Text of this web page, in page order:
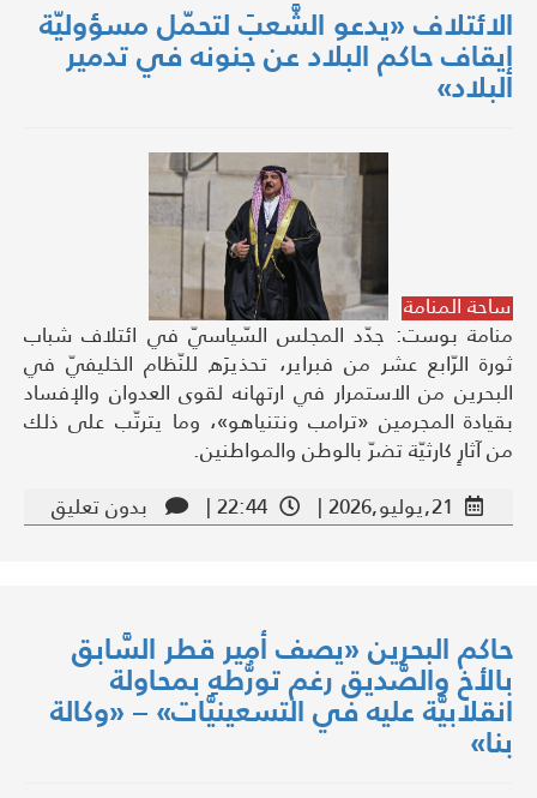
الائتلاف «يدعو الشَّعبَ لتحمّل مسؤوليّة
إيقاف حاكم البلاد عن جنونه في تدمير
البلاد»
ساحة المنامة
منامة بوست: جدّد المجلس السّياسيّ في ائتلاف شباب
ثورة الرّابع عشر من فبراير، تحذيرَه للنّظام الخليفيّ في
البحرين من الاستمرار في ارتهانه لقوى العدوان والإفساد
بقيادة المجرمين «ترامب ونتنياهو»، وما يترتّب على ذلك
من آثارٍ كارثيّة تضرّ بالوطن والمواطنين.
21,يوليو,2026 |
22:44 | بدون تعليق
حاكم البحرين «يصف أمير قطر السَّابق
بالأخ والصَّديق رغم تورُّطهِ بمحاولة
انقلابيَّة عليه في التسعينيَّات» – «وكالة
بنا»